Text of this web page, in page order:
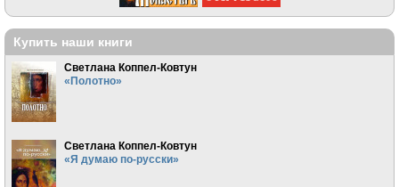
Купить наши книги
Светлана Коппел-Ковтун
«Полотно»
Светлана Коппел-Ковтун
«Я думаю по-русски»